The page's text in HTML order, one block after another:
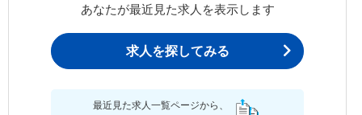
あなたが最近見た求人を表示します
求人を探してみる
最近見た求人一覧ページから、